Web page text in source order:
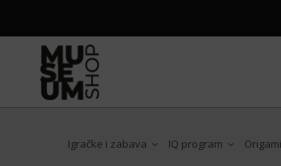
Igračke i zabava IQ program Origami